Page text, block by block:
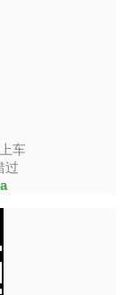
车
过